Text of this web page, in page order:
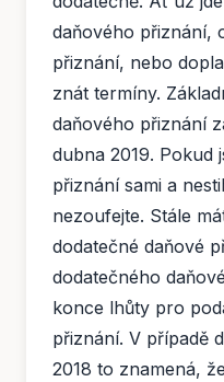
daňového přiznání,
přiznání, nebo
znát termíny.
daňového přiznání
dubna 2019. Pokud
přiznání sami a
nezoufejte. Stále
dodatečné daňové
dodatečného
konce lhůty pro
přiznání. V případě
2018 to znamená,